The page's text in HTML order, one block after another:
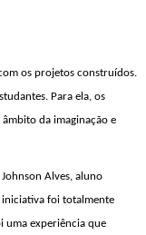
os projetos construídos.
Para ela, os
da imaginação e
Alves, aluno
iniciativa foi totalmente
uma experiência que